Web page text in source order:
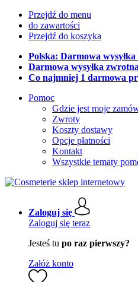
Przejdź do menu
do zawartości
Przejdź do koszyka
Polska: Darmowa
Darmowa wysyłka zwrotna
Co najmniej 1 darmowa
Pomoc
Gdzie jest moje
Zwroty
Koszty dostawy
Opcje płatności
Kontakt
Wszystkie tematy
Zaloguj się
Zaloguj się teraz
Jesteś tu po raz pierwszy?
Załóż konto